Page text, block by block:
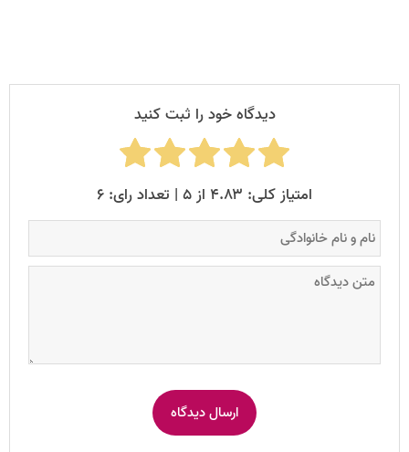
دیدگاه خود را ثبت کنید
امتیاز کلی: ۴.۸۳ از ۵ | تعداد رای: ۶